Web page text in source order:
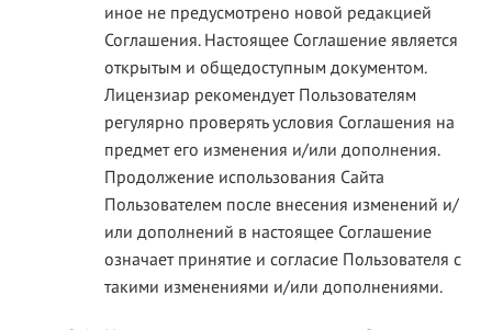
иное не предусмотрено новой редакцией
Соглашения. Настоящее Соглашение является
открытым и общедоступным документом.
Лицензиар рекомендует Пользователям
регулярно проверять условия Соглашения на
предмет его изменения и/или дополнения.
Продолжение использования Сайта
Пользователем после внесения изменений и/
или дополнений в настоящее Соглашение
означает принятие и согласие Пользователя с
такими изменениями и/или дополнениями.